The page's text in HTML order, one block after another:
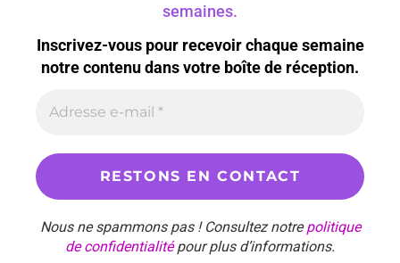
semaines.
Inscrivez-vous pour recevoir chaque semaine
notre contenu dans votre boîte de réception.
Nous ne spammons pas ! Consultez notrepolitique
de confidentialitépour plus d’informations.